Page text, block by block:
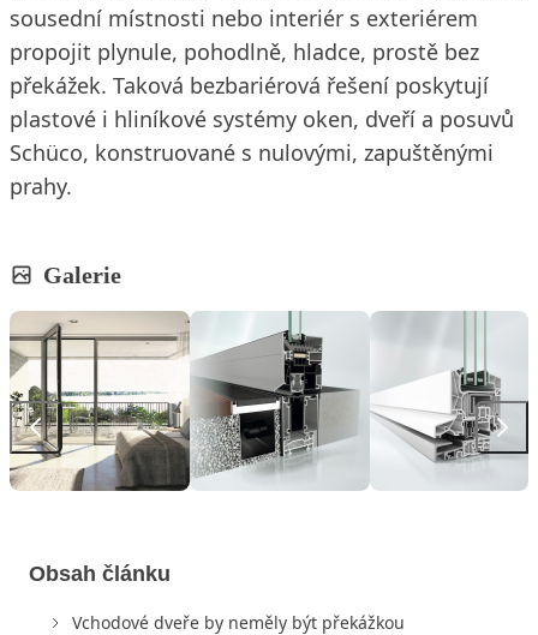
sousední místnosti nebo interiér s exteriérem
propojit plynule, pohodlně, hladce, prostě bez
překážek. Taková bezbariérová řešení poskytují
plastové i hliníkové systémy oken, dveří a posuvů
Schüco, konstruované s nulovými, zapuštěnými
prahy.
Galerie
Obsah článku
Vchodové dveře by neměly být překážkou